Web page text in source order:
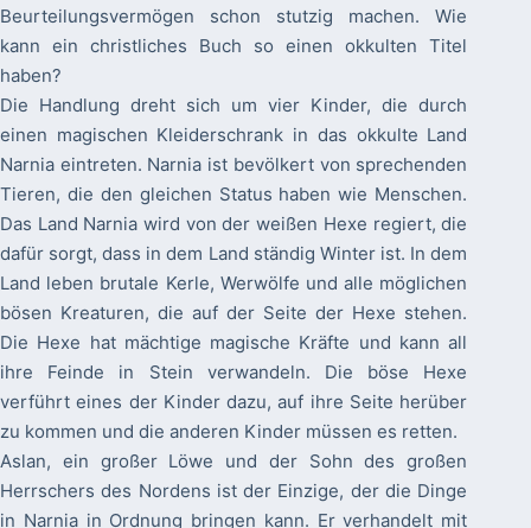
Beurteilungsvermögen schon stutzig machen. Wie
kann ein christliches Buch so einen okkulten Titel
haben?
Die Handlung dreht sich um vier Kinder, die durch
einen magischen Kleiderschrank in das okkulte Land
Narnia eintreten. Narnia ist bevölkert von sprechenden
Tieren, die den gleichen Status haben wie Menschen.
Das Land Narnia wird von der weißen Hexe regiert, die
dafür sorgt, dass in dem Land ständig Winter ist. In dem
Land leben brutale Kerle, Werwölfe und alle möglichen
bösen Kreaturen, die auf der Seite der Hexe stehen.
Die Hexe hat mächtige magische Kräfte und kann all
ihre Feinde in Stein verwandeln. Die böse Hexe
verführt eines der Kinder dazu, auf ihre Seite herüber
zu kommen und die anderen Kinder müssen es retten.
Aslan, ein großer Löwe und der Sohn des großen
Herrschers des Nordens ist der Einzige, der die Dinge
in Narnia in Ordnung bringen kann. Er verhandelt mit